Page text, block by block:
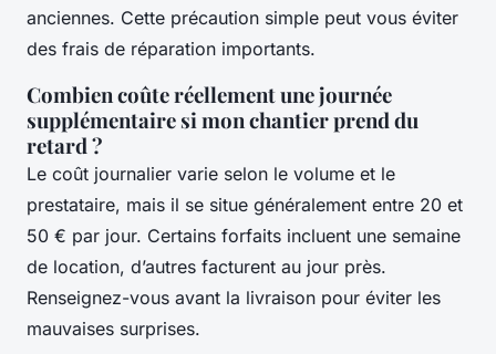
anciennes. Cette précaution simple peut vous éviter
des frais de réparation importants.
Combien coûte réellement une journée
supplémentaire si mon chantier prend du
retard ?
Le coût journalier varie selon le volume et le
prestataire, mais il se situe généralement entre 20 et
50 € par jour. Certains forfaits incluent une semaine
de location, d’autres facturent au jour près.
Renseignez-vous avant la livraison pour éviter les
mauvaises surprises.